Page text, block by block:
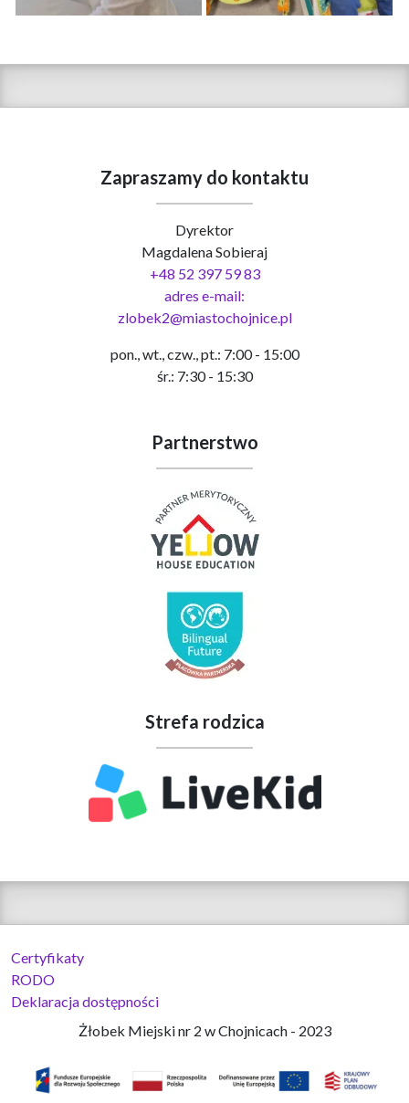
Zapraszamy do kontaktu
Dyrektor
Magdalena Sobieraj
+48 52 397 59 83
adres e-mail:
zlobek2@miastochojnice.pl
pon., wt., czw., pt.: 7:00 - 15:00
śr.: 7:30 - 15:30
Partnerstwo
Strefa rodzica
Certyfikaty
RODO
Deklaracja dostępności
Żłobek Miejski nr 2 w Chojnicach - 2023